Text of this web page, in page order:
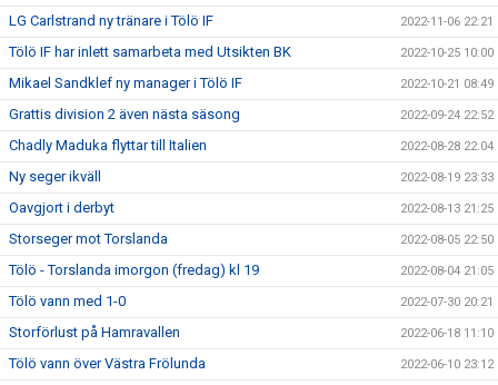
LG Carlstrand ny tränare i Tölö IF 2022-11-06 22:21
Tölö IF har inlett samarbeta med Utsikten BK 2022-10-25 10:00
Mikael Sandklef ny manager i Tölö IF 2022-10-21 08:49
Grattis division 2 även nästa säsong 2022-09-24 22:52
Chadly Maduka flyttar till Italien 2022-08-28 22:04
Ny seger ikväll 2022-08-19 23:33
Oavgjort i derbyt 2022-08-13 21:25
Storseger mot Torslanda 2022-08-05 22:50
Tölö - Torslanda imorgon (fredag) kl 19 2022-08-04 21:05
Tölö vann med 1-0 2022-07-30 20:21
Storförlust på Hamravallen 2022-06-18 11:10
Tölö vann över Västra Frölunda 2022-06-10 23:12